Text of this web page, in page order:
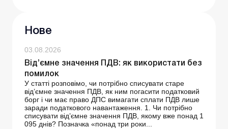
Нове
03.08.2026
Від’ємне значення ПДВ: як використати без
помилок
У статті розповімо, чи потрібно списувати старе
від’ємне значення ПДВ, як ним погасити податковий
борг і чи має право ДПС вимагати сплати ПДВ лише
заради податкового навантаження. 1. Чи потрібно
списувати від’ємне значення ПДВ, якому вже понад 1
095 днів? Позначка «понад три роки...